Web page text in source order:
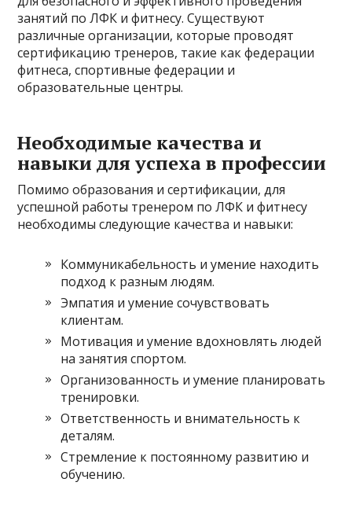
занятий по ЛФК и фитнесу. Существуют
различные организации, которые проводят
сертификацию тренеров, такие как федерации
фитнеса, спортивные федерации и
образовательные центры.
Необходимые качества и
навыки для успеха в профессии
Помимо образования и сертификации, для
успешной работы тренером по ЛФК и фитнесу
необходимы следующие качества и навыки:
Коммуникабельность и умение находить
подход к разным людям.
Эмпатия и умение сочувствовать
клиентам.
Мотивация и умение вдохновлять людей
на занятия спортом.
Организованность и умение планировать
тренировки.
Ответственность и внимательность к
деталям.
Стремление к постоянному развитию и
обучению.